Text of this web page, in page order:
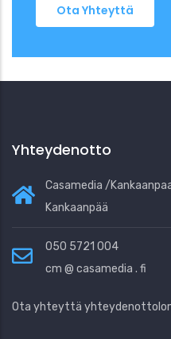
Ota Yhteyttä
Yhteydenotto
Casamedia /
Kankaanpää
050 5721 004
cm @ casamedia . fi
Ota yhteyttä